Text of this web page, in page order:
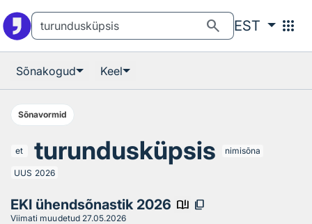
search EST apps
Sõnakogud Keel
Sõnavormid
et turundusküpsis nimisõna
UUS 2026
EKI ühendsõnastik 2026 book_ribbon content_copy
Viimati muudetud 27.05.2026